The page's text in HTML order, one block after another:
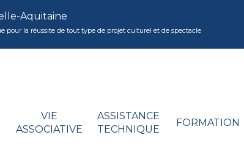
Aquitaine
la réussite de tout type de projet culturel et de spectacle
VIE
ASSOCIATIVE
ASSISTANCE
TECHNIQUE
FORMATION